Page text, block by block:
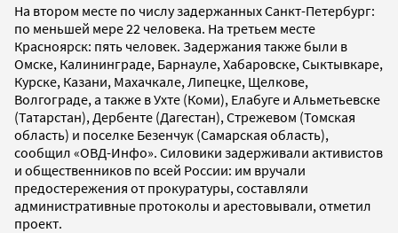
На втором месте по числу задержанных Санкт-Петербург:
по меньшей мере 22 человека. На третьем месте
Красноярск: пять человек. Задержания также были в
Омске, Калининграде, Барнауле, Хабаровске, Сыктывкаре,
Курске, Казани, Махачкале, Липецке, Щелкове,
Волгограде, а также в Ухте (Коми), Елабуге и Альметьевске
(Татарстан), Дербенте (Дагестан), Стрежевом (Томская
область) и поселке Безенчук (Самарская область),
сообщил «ОВД-Инфо». Силовики задерживали активистов
и общественников по всей России: им вручали
предостережения от прокуратуры, составляли
административные протоколы и арестовывали, отметил
проект.